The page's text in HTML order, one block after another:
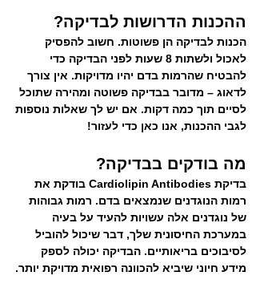
ההכנות הדרושות לבדיקה?
הכנות לבדיקה הן פשוטות. חשוב להפסיק
לאכול ולשתות 8 שעות לפני הבדיקה כדי
להבטיח שהרמות בדם יהיו מדויקות. אין צורך
לדאוג – מדובר בבדיקה פשוטה ומהירה שתוכל
לסיים תוך כמה דקות. אם יש לך שאלות נוספות
לגבי ההכנות, אנו כאן כדי לעזור!
מה בודקים בבדיקה?
בדיקת Cardiolipin Antibodies בודקת את
רמות הנוגדנים שנמצאים בדם. רמות גבוהות
של נוגדנים אלה עשויות להעיד על בעיה
במערכת החיסונית שלך, דבר שיכול להוביל
לסיבוכים בריאותיים. הבדיקה יכולה לספק
מידע חיוני שיביא להכוונה רפואית מדויקת יותר.